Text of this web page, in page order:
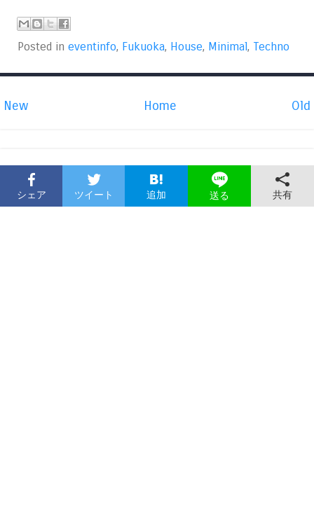
Posted in eventinfo, Fukuoka, House, Minimal, Techno
New Old
Home
シェア ツイート 追加 送る 共有